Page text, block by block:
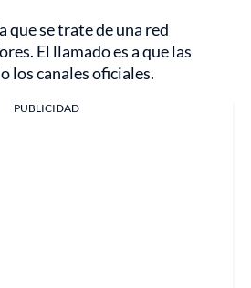
que se trate de una red
El llamado es a que las
los canales oficiales.
PUBLICIDAD